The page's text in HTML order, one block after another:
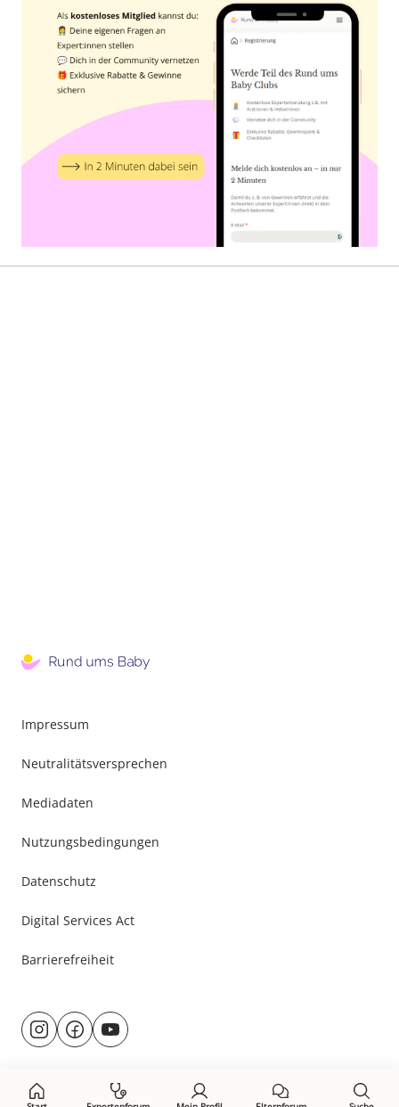
Impressum
Neutralitätsversprechen
Mediadaten
Nutzungsbedingungen
Datenschutz
Digital Services Act
Barrierefreiheit
Besuche
uns@rund.ums.baby
facebook.com/rundumsbaby.de
youtube.com/@rundumsbaby_